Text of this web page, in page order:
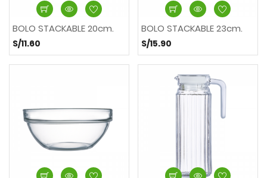
BOLO STACKABLE 20cm.
S/11.60
BOLO STACKABLE 23cm.
S/15.90